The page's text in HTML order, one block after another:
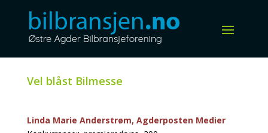
Vel blåst Bilmesse
Linda Marie Anderstrøm, Agderposten Medier